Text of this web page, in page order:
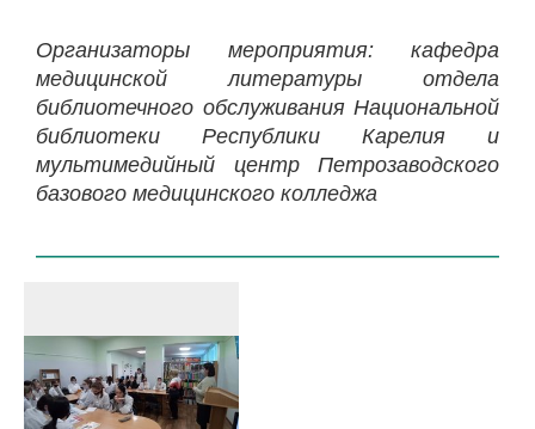
Организаторы мероприятия: кафедра
медицинской литературы отдела
библиотечного обслуживания Национальной
библиотеки Республики Карелия и
мультимедийный центр Петрозаводского
базового медицинского колледжа